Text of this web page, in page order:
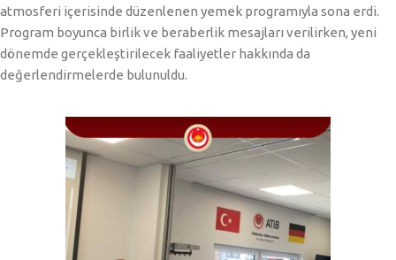
atmosferi içerisinde düzenlenen yemek programıyla sona erdi.
Program boyunca birlik ve beraberlik mesajları verilirken, yeni
dönemde gerçekleştirilecek faaliyetler hakkında da
değerlendirmelerde bulunuldu.